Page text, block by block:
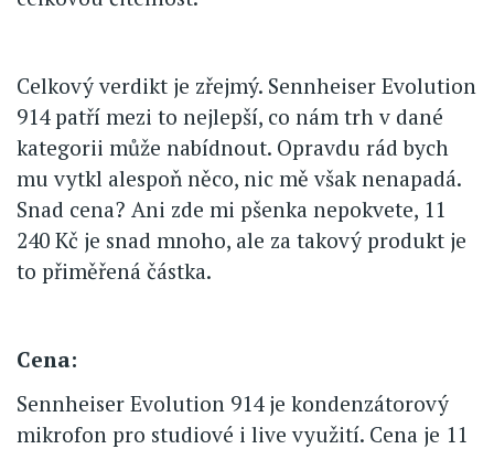
Celkový verdikt je zřejmý. Sennheiser Evolution
914 patří mezi to nejlepší, co nám trh v dané
kategorii může nabídnout. Opravdu rád bych
mu vytkl alespoň něco, nic mě však nenapadá.
Snad cena? Ani zde mi pšenka nepokvete, 11
240 Kč je snad mnoho, ale za takový produkt je
to přiměřená částka.
Cena:
Sennheiser Evolution 914 je kondenzátorový
mikrofon pro studiové i live využití. Cena je 11